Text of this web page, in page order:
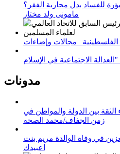
للفساد بدل محاربة الفقر؟
مامونى ولد مختار
الفلسطينية_ مجالات وإضاءات
مدونات
الثقة بين الدولة والمواطن في
زمن الجفاف/محمد الصحه
في وفاة الوالدة مريم بنت
اعبيدك